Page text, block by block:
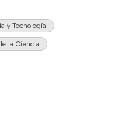
y Tecnología
la Ciencia